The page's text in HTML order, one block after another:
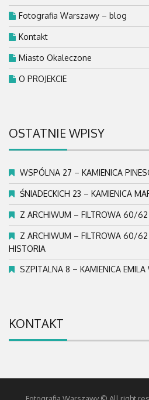
Fotografia Warszawy – blog
Kontakt
Miasto Okaleczone
O PROJEKCIE
OSTATNIE WPISY
WSPÓLNA 27 – KAMIENICA
ŚNIADECKICH 23 – KAMIENICA
Z ARCHIWUM – FILTROWA 60/62
Z ARCHIWUM – FILTROWA 60/62
HISTORIA
SZPITALNA 8 – KAMIENICA EMILA
KONTAKT